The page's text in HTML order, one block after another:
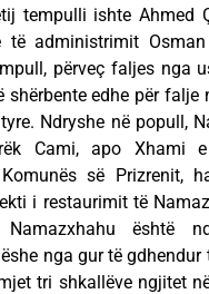
tempulli ishte Ahmed
të administrimit
përveç faljes nga
shërbente edhe për falje
Ndryshe në popull,
Cami, apo Xhami
së Prizrenit,
i restaurimit të
është
nga gur të gdhendur
tri shkallëve ngjitet